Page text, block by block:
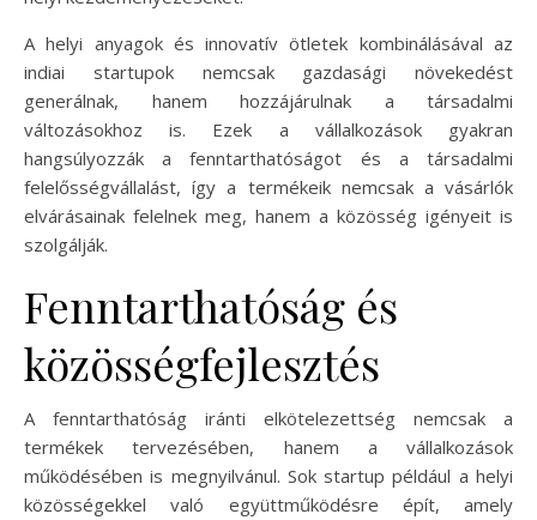
A helyi anyagok és innovatív ötletek kombinálásával az
indiai startupok nemcsak gazdasági növekedést
generálnak, hanem hozzájárulnak a társadalmi
változásokhoz is. Ezek a vállalkozások gyakran
hangsúlyozzák a fenntarthatóságot és a társadalmi
felelősségvállalást, így a termékeik nemcsak a vásárlók
elvárásainak felelnek meg, hanem a közösség igényeit is
szolgálják.
Fenntarthatóság és
közösségfejlesztés
A fenntarthatóság iránti elkötelezettség nemcsak a
termékek tervezésében, hanem a vállalkozások
működésében is megnyilvánul. Sok startup például a helyi
közösségekkel való együttműködésre épít, amely